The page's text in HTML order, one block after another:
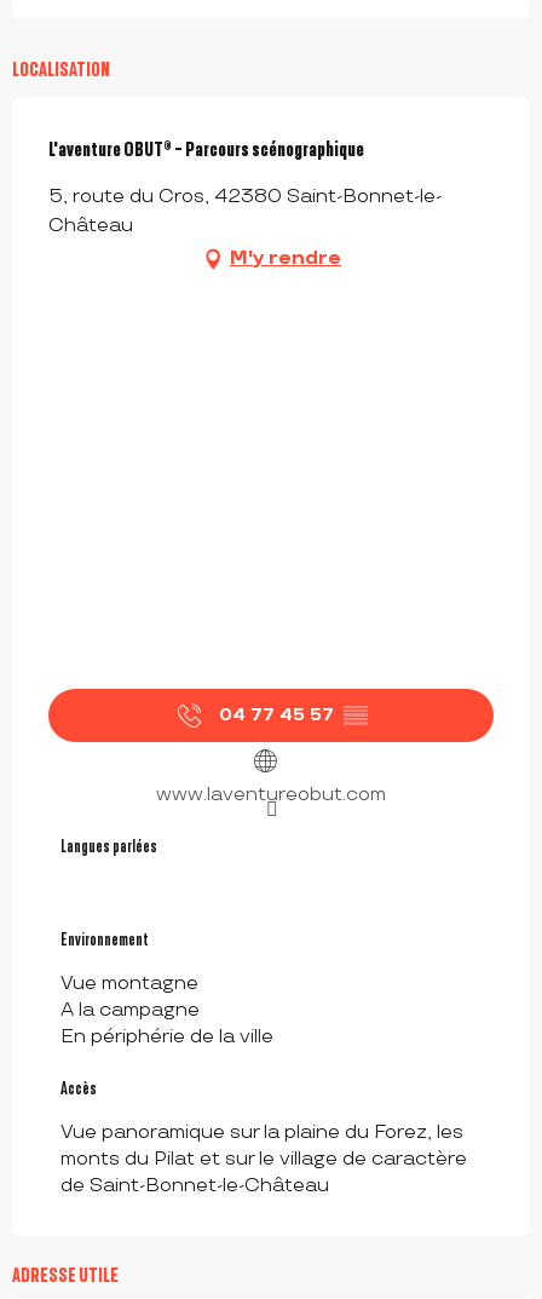
LOCALISATION
L'aventure OBUT® - Parcours scénographique
5, route du Cros, 42380 Saint-Bonnet-le-
Château
M'y rendre
04 77 45 57 ▒▒
www.laventureobut.com
Langues parlées
Langues parlées
Environnement
Environnement
Vue montagne
A la campagne
En périphérie de la ville
Accès
Accès
Vue panoramique sur la plaine du Forez, les
monts du Pilat et sur le village de caractère
de Saint-Bonnet-le-Château
ADRESSE UTILE
18€